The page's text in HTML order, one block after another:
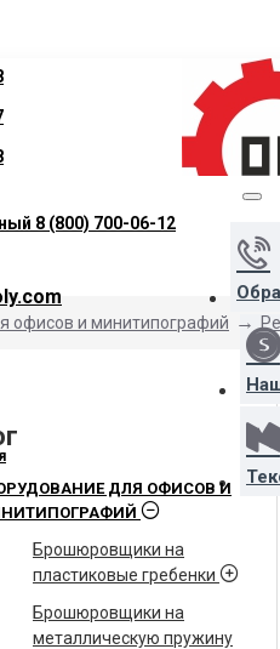
8 (800) 700-06-12
офисов и минитипографий
ДЛЯ ОФИСОВ И
Брошюровщики на
пластиковые гребенки
Брошюровщики на
металлическую пружину